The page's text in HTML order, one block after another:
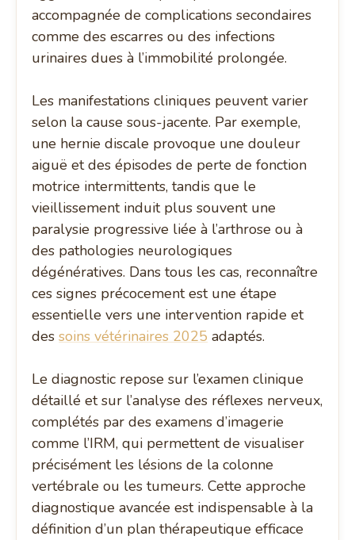
accompagnée de complications secondaires
comme des escarres ou des infections
urinaires dues à l’immobilité prolongée.
Les manifestations cliniques peuvent varier
selon la cause sous-jacente. Par exemple,
une hernie discale provoque une douleur
aiguë et des épisodes de perte de fonction
motrice intermittents, tandis que le
vieillissement induit plus souvent une
paralysie progressive liée à l’arthrose ou à
des pathologies neurologiques
dégénératives. Dans tous les cas, reconnaître
ces signes précocement est une étape
essentielle vers une intervention rapide et
dessoins vétérinaires 2025 adaptés.
Le diagnostic repose sur l’examen clinique
détaillé et sur l’analyse des réflexes nerveux,
complétés par des examens d’imagerie
comme l’IRM, qui permettent de visualiser
précisément les lésions de la colonne
vertébrale ou les tumeurs. Cette approche
diagnostique avancée est indispensable à la
définition d’un plan thérapeutique efficace